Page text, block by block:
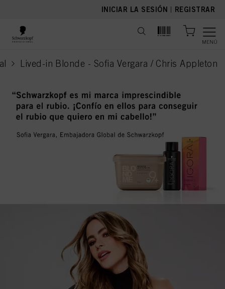
INICIAR LA SESIÓN | REGISTRAR
MENÚ
Lived-in Blonde - Sofia Vergara / Chris Appleton
current page